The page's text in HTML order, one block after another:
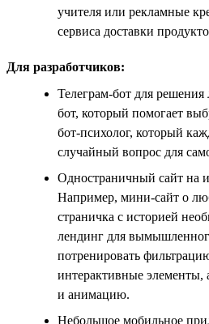
учителя или рекламные
сервиса доставки
Для разработчиков:
Телеграм-бот для
бот, который помогает
бот-психолог, который
случайный вопрос для
Одностраничный сайт на
Например, мини-сайт о
страничка с историей
лендинг для
потренировать
интерактивные элементы,
и анимацию.
Небольшое мобильное